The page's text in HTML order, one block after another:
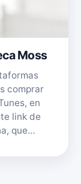
Moss
comprar
en
link de
que…